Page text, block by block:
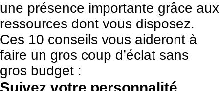
une présence importante grâce aux
ressources dont vous disposez.
Ces 10 conseils vous aideront à
faire un gros coup d’éclat sans
gros budget :
Suivez votre personnalité